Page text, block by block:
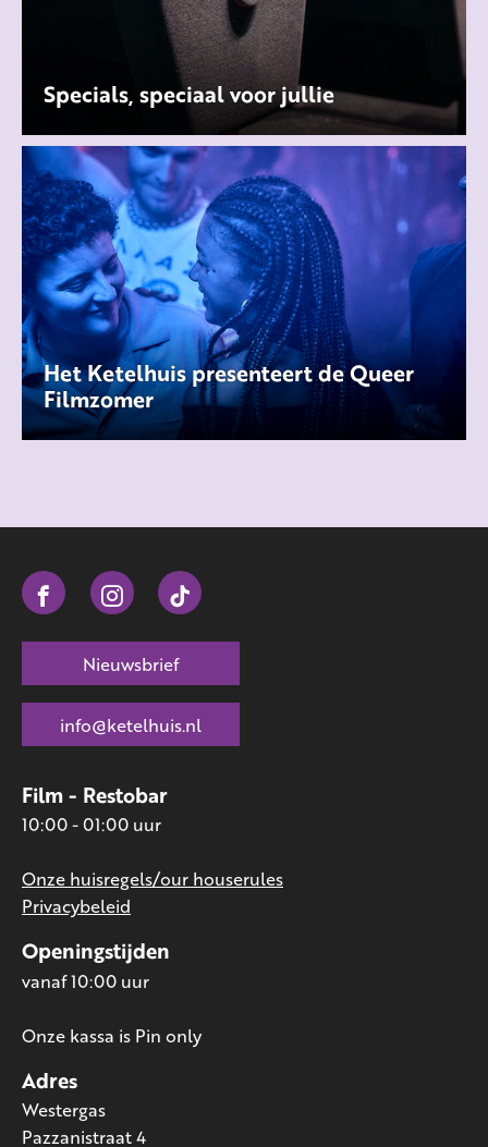
Specials, speciaal voor jullie
Het Ketelhuis presenteert de Queer
Filmzomer
Adres
Westergas
Pazzanistraat 4
Openingstijden
vanaf 10:00 uur
Onze kassa is Pin only
Film - Restobar
10:00 - 01:00 uur
Onze huisregels/our houserules
Privacybeleid
Nieuwsbrief
info@ketelhuis.nl